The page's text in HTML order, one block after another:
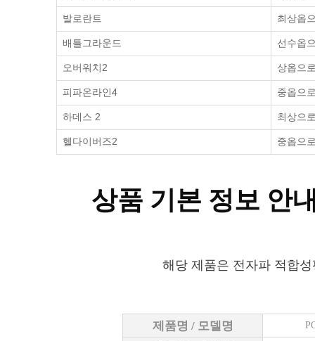
발로란트 최상옵
배틀그라운드 선수옵
오버워치2 상옵으
피파온라인4 중옵으
하데스 2 최상으
헬다이버즈2 중옵으
상품 기본 정보 안
해당 제품은 전자파 적합
제품명 / 모델명